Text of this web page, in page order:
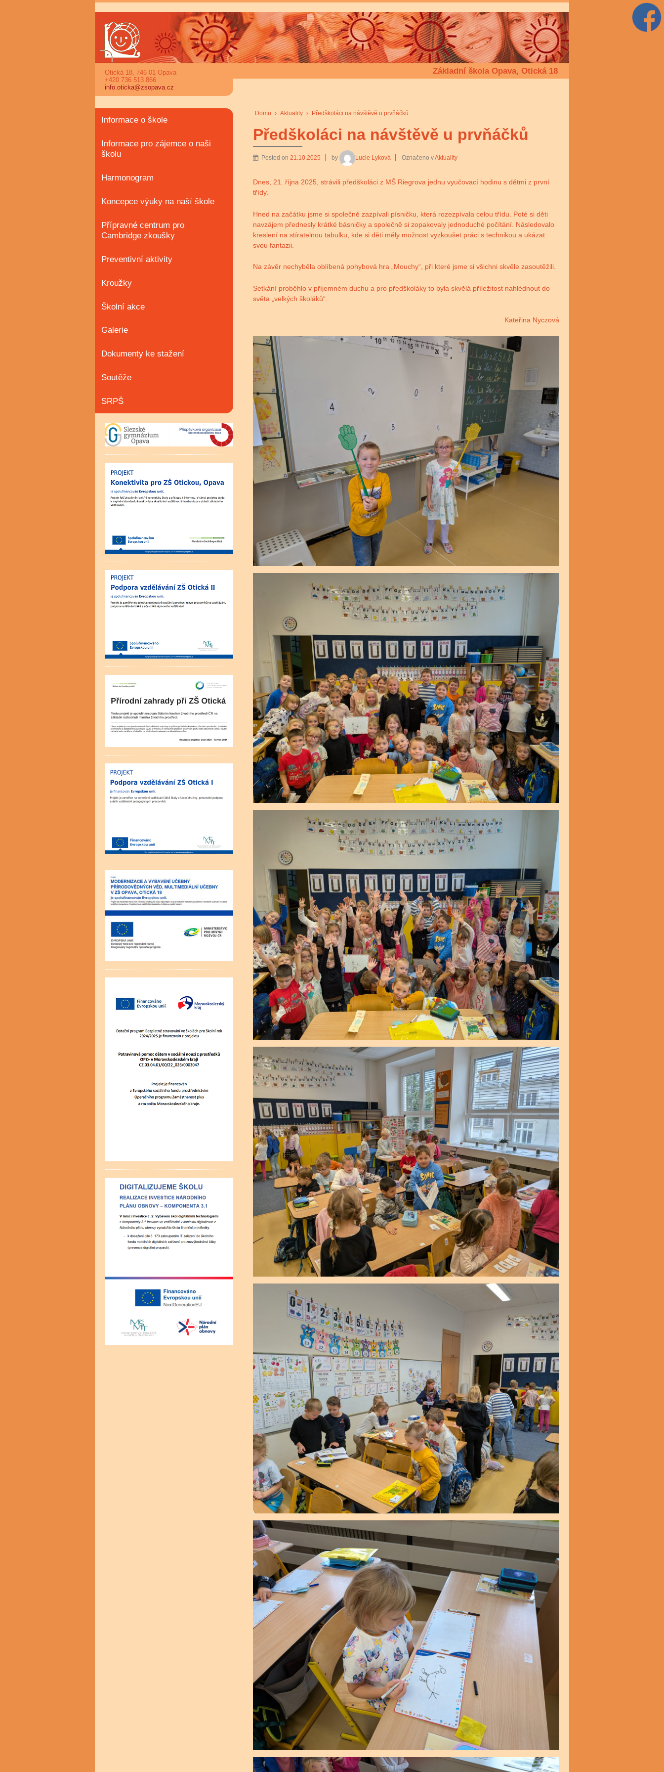
Základní škola Opava, Otická 18
Domů › Aktuality › Předškoláci na návštěvě u prvňáčků
Předškoláci na návštěvě u prvňáčků
Posted on21.10.2025 by Lucie Lyková Označeno vAktuality
Dnes, 21. října 2025, strávili předškoláci z MŠ Riegrova jednu vyučovací hodinu s dětmi z první
třídy.
Hned na začátku jsme si společně zazpívali písničku, která rozezpívala celou třídu. Poté si děti
navzájem přednesly krátké básničky a společně si zopakovaly jednoduché počítání. Následovalo
kreslení na stíratelnou tabulku, kde si děti měly možnost vyzkoušet práci s technikou a ukázat
svou fantazii.
Na závěr nechyběla oblíbená pohybová hra „Mouchy“, při které jsme si všichni skvěle zasoutěžili.
Setkání proběhlo v příjemném duchu a pro předškoláky to byla skvělá příležitost nahlédnout do
světa „velkých školáků“.
Kateřina Nyczová
Otická 18, 746 01 Opava
+420 736 513 866
info.oticka@zsopava.cz
Informace o škole
Informace pro zájemce o naši
školu
Harmonogram
Koncepce výuky na naší škole
Přípravné centrum pro
Cambridge zkoušky
Preventivní aktivity
Kroužky
Školní akce
Galerie
Dokumenty ke stažení
Soutěže
SRPŠ